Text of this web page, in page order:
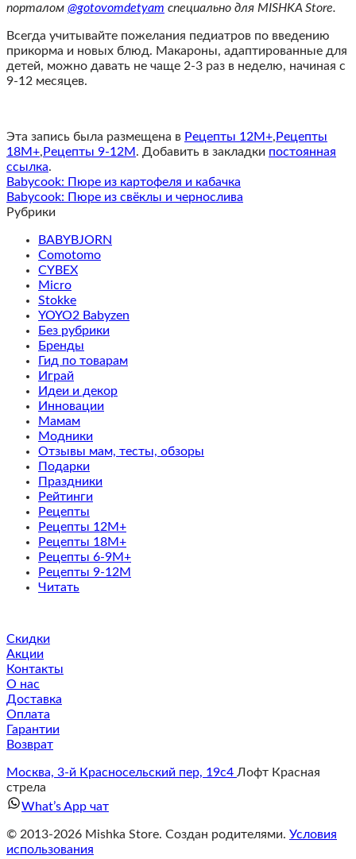
порталом @gotovomdetyam специально для MISHKA Store.
Всегда учитывайте пожелания педиатров по введению
прикорма и новых блюд. Макароны, адаптированные для
детей, можно давать не чаще 2-3 раз в неделю, начиная с
9-12 месяцев.
Эта запись была размещена в Рецепты 12M+, Рецепты
18M+, Рецепты 9-12M . Добавить в закладки постоянная
ссылка.
Babycook: Пюре из картофеля и кабачка
Babycook: Пюре из свёклы и чернослива
Рубрики
BABYBJORN
Comotomo
CYBEX
Micro
Stokke
YOYO2 Babyzen
Без рубрики
Бренды
Гид по товарам
Играй
Идеи и декор
Инновации
Мамам
Модники
Отзывы мам, тесты, обзоры
Подарки
Праздники
Рейтинги
Рецепты
Рецепты 12M+
Рецепты 18M+
Рецепты 6-9M+
Рецепты 9-12M
Читать
Скидки
Акции
Контакты
О нас
Доставка
Оплата
Гарантии
Возврат
Москва, 3-й Красносельский пер, 19с4 Лофт Красная
стрела
What’s App чат
© 2013-2026 Mishka Store. Cоздан родителями. Условия
использования